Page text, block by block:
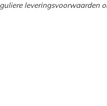
leveringsvoorwaarden